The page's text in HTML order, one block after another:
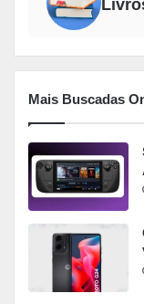
Mais Buscadas